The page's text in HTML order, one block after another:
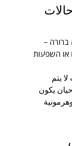
ברורה –
או השפעות
لا يتم
يكون